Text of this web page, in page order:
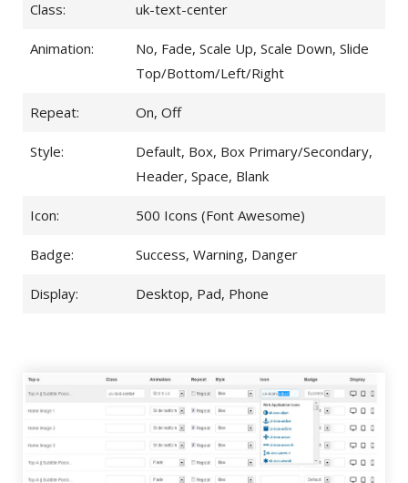
Class: uk-text-center
Animation:
No, Fade, Scale Up, Scale Down, Slide
Top/Bottom/Left/Right
Repeat: On, Off
Style:
Default, Box, Box Primary/Secondary,
Header, Space, Blank
Icon: 500 Icons (Font Awesome)
Badge: Success, Warning, Danger
Display: Desktop, Pad, Phone